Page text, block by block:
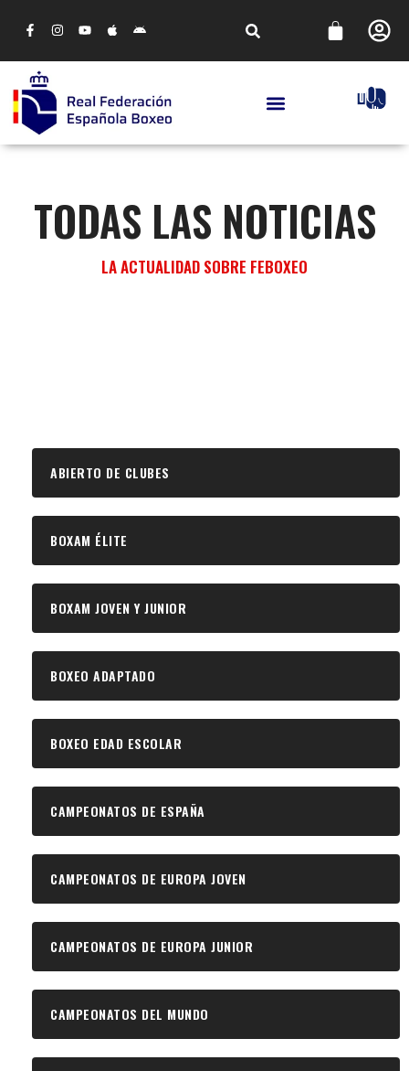
TODAS LAS NOTICIAS
LA ACTUALIDAD SOBRE FEBOXEO
ABIERTO DE CLUBES
BOXAM ÉLITE
BOXAM JOVEN Y JUNIOR
BOXEO ADAPTADO
BOXEO EDAD ESCOLAR
CAMPEONATOS DE ESPAÑA
CAMPEONATOS DE EUROPA JOVEN
CAMPEONATOS DE EUROPA JUNIOR
CAMPEONATOS DEL MUNDO